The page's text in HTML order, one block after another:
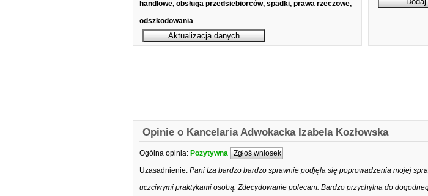
handlowe, obsługa przedsiebiorców, spadki, prawa rzeczowe,
odszkodowania
Opinie o Kancelaria Adwokacka Izabela Kozłowska
Ogólna opinia: Pozytywna Zgłoś wniosek
Uzasadnienie: Pani Iza bardzo bardzo sprawnie podjęła się poprowadzenia mojej
uczciwymi praktykami osobą. Zdecydowanie polecam. Bardzo przychylna do